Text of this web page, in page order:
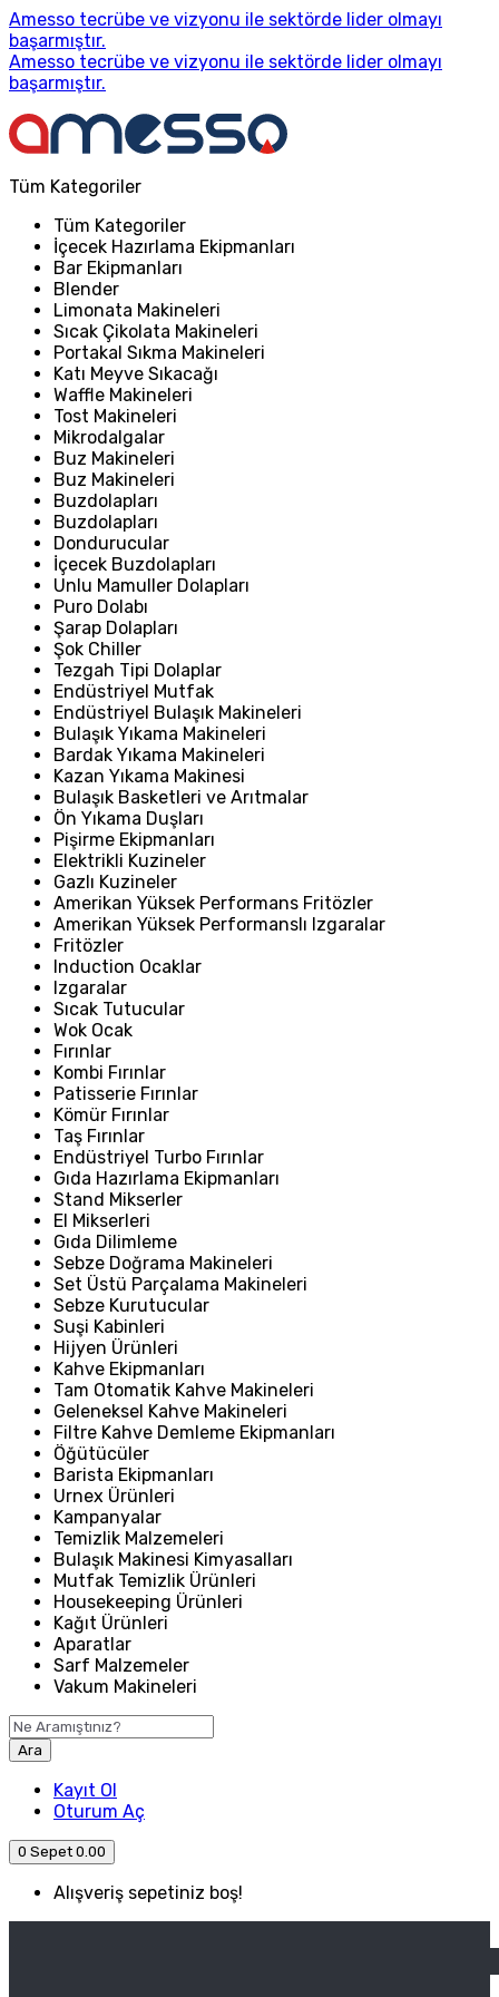
Amesso tecrübe ve vizyonu ile sektörde lider olmayı
başarmıştır.
Amesso tecrübe ve vizyonu ile sektörde lider olmayı
başarmıştır.
Tüm Kategoriler
Tüm Kategoriler
İçecek Hazırlama Ekipmanları
Bar Ekipmanları
Blender
Limonata Makineleri
Sıcak Çikolata Makineleri
Portakal Sıkma Makineleri
Katı Meyve Sıkacağı
Waffle Makineleri
Tost Makineleri
Mikrodalgalar
Buz Makineleri
Buz Makineleri
Buzdolapları
Buzdolapları
Dondurucular
İçecek Buzdolapları
Unlu Mamuller Dolapları
Puro Dolabı
Şarap Dolapları
Şok Chiller
Tezgah Tipi Dolaplar
Endüstriyel Mutfak
Endüstriyel Bulaşık Makineleri
Bulaşık Yıkama Makineleri
Bardak Yıkama Makineleri
Kazan Yıkama Makinesi
Bulaşık Basketleri ve Arıtmalar
Ön Yıkama Duşları
Pişirme Ekipmanları
Elektrikli Kuzineler
Gazlı Kuzineler
Amerikan Yüksek Performans Fritözler
Amerikan Yüksek Performanslı Izgaralar
Fritözler
Induction Ocaklar
Izgaralar
Sıcak Tutucular
Wok Ocak
Fırınlar
Kombi Fırınlar
Patisserie Fırınlar
Kömür Fırınlar
Taş Fırınlar
Endüstriyel Turbo Fırınlar
Gıda Hazırlama Ekipmanları
Stand Mikserler
El Mikserleri
Gıda Dilimleme
Sebze Doğrama Makineleri
Set Üstü Parçalama Makineleri
Sebze Kurutucular
Suşi Kabinleri
Hijyen Ürünleri
Kahve Ekipmanları
Tam Otomatik Kahve Makineleri
Geleneksel Kahve Makineleri
Filtre Kahve Demleme Ekipmanları
Öğütücüler
Barista Ekipmanları
Urnex Ürünleri
Kampanyalar
Temizlik Malzemeleri
Bulaşık Makinesi Kimyasalları
Mutfak Temizlik Ürünleri
Housekeeping Ürünleri
Kağıt Ürünleri
Aparatlar
Sarf Malzemeler
Vakum Makineleri
Ara
Kayıt Ol
Oturum Aç
0 Sepet 0.00
Alışveriş sepetiniz boş!